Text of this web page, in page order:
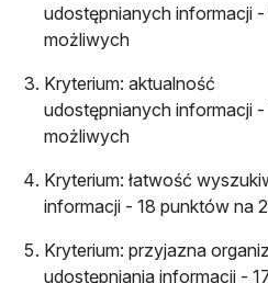
udostępnianych informacji
możliwych
Kryterium: aktualność
udostępnianych informacji
możliwych
Kryterium: łatwość
informacji - 18 punktów na
Kryterium: przyjazna
udostępniania informacji -